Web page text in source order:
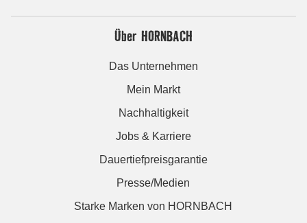
Über HORNBACH
Das Unternehmen
Mein Markt
Nachhaltigkeit
Jobs & Karriere
Dauertiefpreisgarantie
Presse/Medien
Starke Marken von HORNBACH